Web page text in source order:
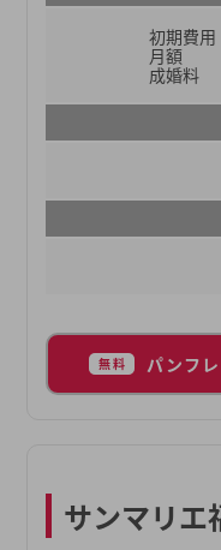
初期費用
月額
成婚料
無料 パンフ
サンマリエ